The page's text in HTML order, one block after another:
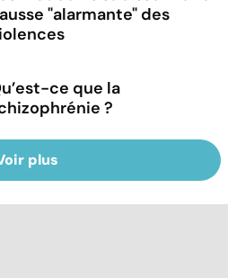
"alarmante" des
ce que la
?
plus